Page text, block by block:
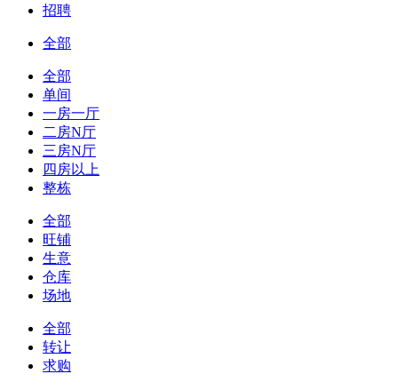
招聘
全部
全部
单间
一房一厅
二房N厅
三房N厅
四房以上
整栋
全部
旺铺
生意
仓库
场地
全部
转让
求购